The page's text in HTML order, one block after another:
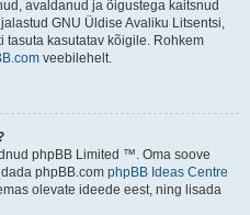
avaldanud ja õigustega kaitsnud
GNU Üldise Avaliku Litsentsi,
tasuta kasutatav kõigile. Rohkem
veebilehelt.
phpBB Limited ™. Oma soove
phpBB.com phpBB Ideas Centre
olevate ideede eest, ning lisada